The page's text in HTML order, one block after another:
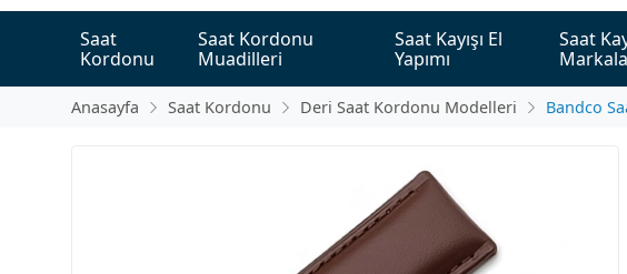
Saat
Kordonu
Saat Kordonu
Muadilleri
Saat Kayışı El
Yapımı
Saat
Anasayfa Saat Kordonu Deri Saat Kordonu Modelleri Bandco